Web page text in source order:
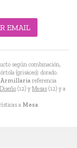
según combinación,
(grisáceo); dorado.
Armillaria referencia
(12) y Mesas (12) y a
a Mesa
EMAIL